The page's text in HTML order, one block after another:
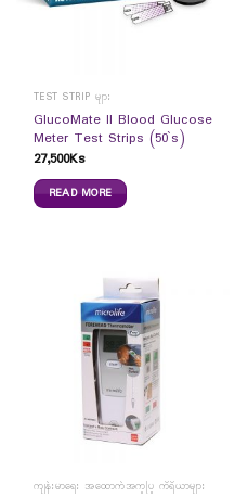
TEST STRIP များ
GlucoMate II Blood Glucose
Meter Test Strips (50`s)
27,500Ks
READ MORE
ကျန်းမာရေး အထောက်အကူပြု ကိရိယာများ